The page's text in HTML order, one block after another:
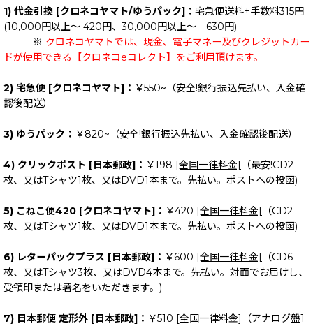
1) 代金引換 [クロネコヤマト/ゆうパック]： 宅急便送料+手数料315円
(10,000円以上～ 420円、30,000円以上～ 630円)
※ クロネコヤマトでは、現金、電子マネー及びクレジットカー
ドが使用できる【クロネコeコレクト】をご利用頂けます。
2) 宅急便 [クロネコヤマト]： ￥550~（安全!銀行振込先払い、入金確
認後配送）
3) ゆうパック： ￥820~（安全!銀行振込先払い、入金確認後配送）
4) クリックポスト [日本郵政]： ￥198 [全国一律料金]
（最安!CD2
枚、又はTシャツ1枚、又はDVD1本まで。先払い。ポストへの投函)
5) こねこ便420 [クロネコヤマト]： ￥420 [全国一律料金]
（CD2
枚、又はTシャツ1枚、又はDVD1本まで。先払い。ポストへの投函)
6) レターパックプラス [日本郵政]： ￥600 [全国一律料金]
（CD6
枚、又はTシャツ3枚、又はDVD4本まで。先払い。対面でお届けし、
受領印または署名をいただきます。)
7) 日本郵便 定形外 [日本郵政]： ￥510 [全国一律料金]
（アナログ盤1